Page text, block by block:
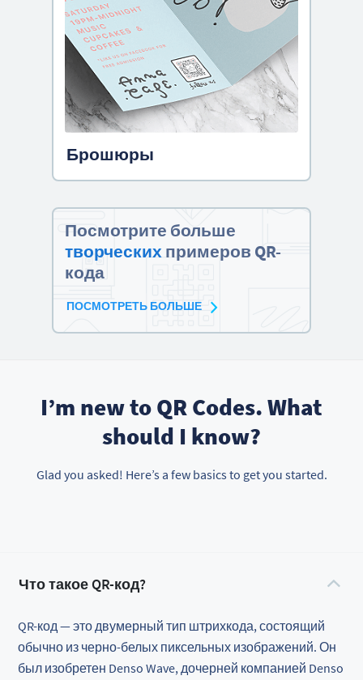
Брошюры
Посмотрите больше
творческихпримеров QR-
кода
ПОСМОТРЕТЬ БОЛЬШЕ
I’m new to QR Codes. What
should I know?
Glad you asked! Here’s a few basics to get you started.
Что такое QR-код?
QR-код — это двумерный тип штрихкода, состоящий
обычно из черно-белых пиксельных изображений. Он
был изобретен Denso Wave, дочерней компанией Denso